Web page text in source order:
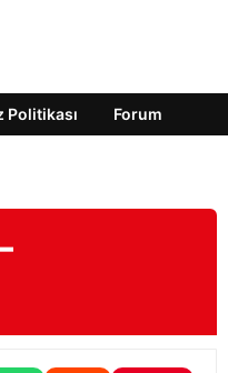
Politikası Forum